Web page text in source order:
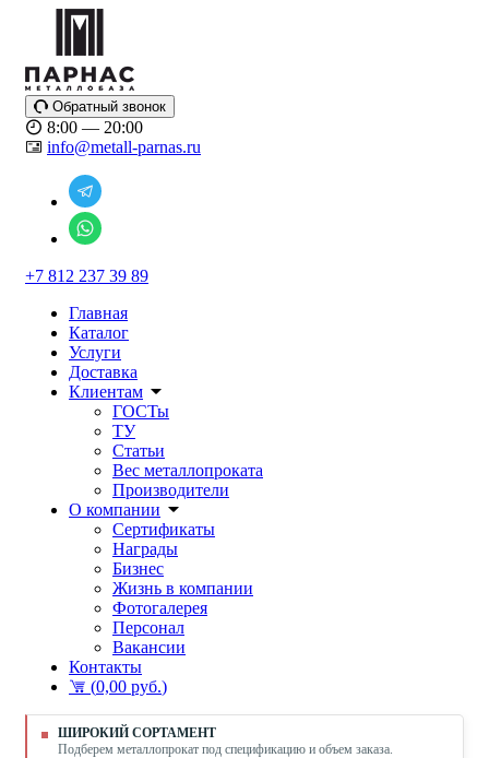
Обратный звонок
8:00 — 20:00
info@metall-parnas.ru
+7 812 237 39 89
Главная
Каталог
Услуги
Доставка
Клиентам
ГОСТы
ТУ
Статьи
Вес металлопроката
Производители
О компании
Сертификаты
Награды
Бизнес
Жизнь в компании
Фотогалерея
Персонал
Вакансии
Контакты
(0,00 руб.)
ШИРОКИЙ СОРТАМЕНТ
Подберем металлопрокат под спецификацию и объем заказа.